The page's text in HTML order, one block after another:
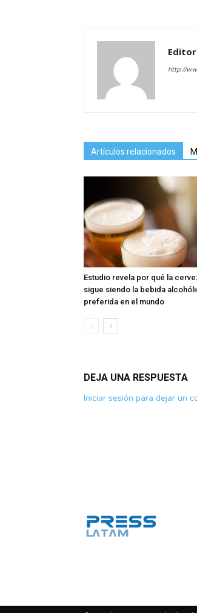
http://
Artículos relacionados
Estudio revela por qué la
sigue siendo la bebida
preferida en el mundo
DEJA UNA RESPUESTA
Iniciar sesión para dejar un